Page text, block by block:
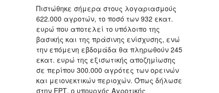
Πιστώθηκε σήμερα στους λογαριασμούς
622.000 αγροτών, το ποσό των 932 εκατ.
ευρώ που αποτελεί το υπόλοιπο της
βασικής και της πράσινης ενίσχυσης, ενώ
την επόμενη εβδομάδα θα πληρωθούν 245
εκατ. ευρώ της εξισωτικής αποζημίωσης
σε περίπου 300.000 αγρότες των ορεινών
και μειονεκτικών περιοχών. Όπως δήλωσε
στην ΕΡΤ, ο υπουργός Αγροτικής